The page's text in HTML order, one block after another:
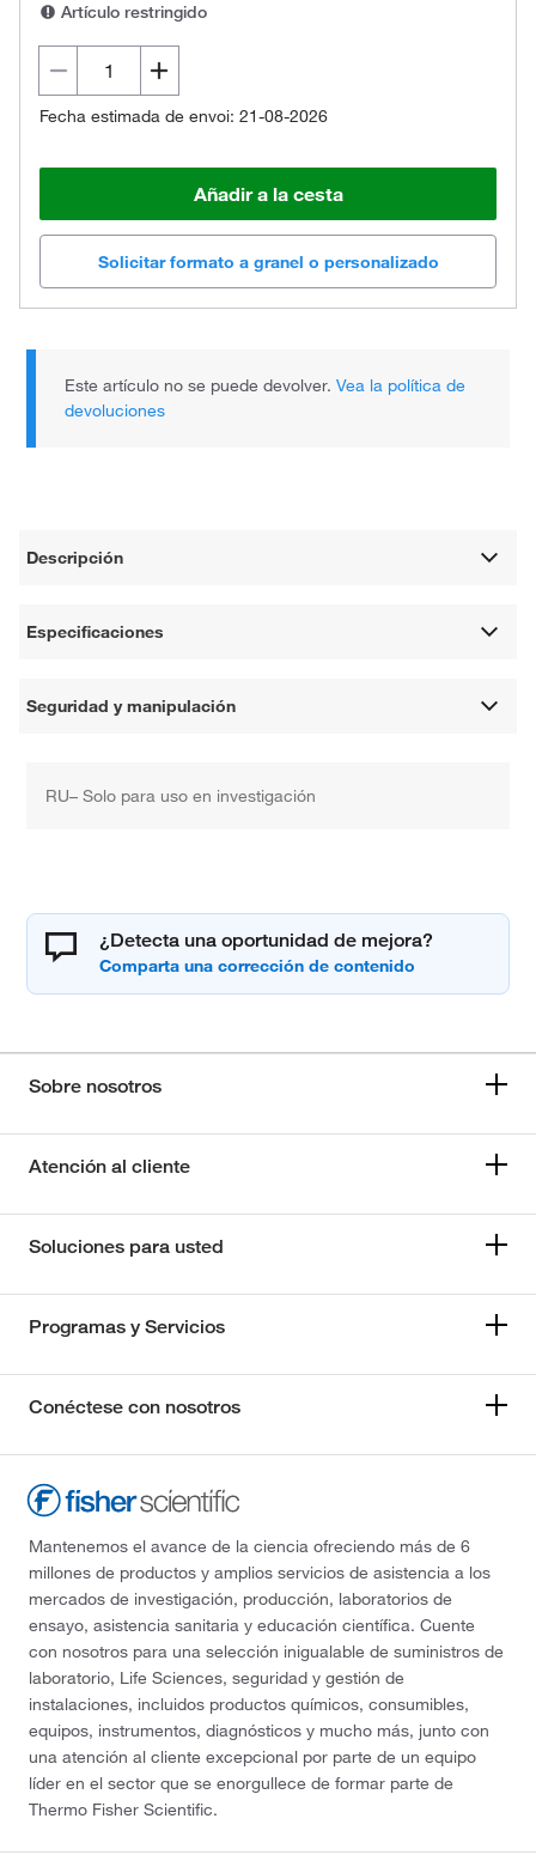
Artículo restringido
Fecha estimada de envoi: 21-08-2026
Añadir a la cesta
Solicitar formato a granel o personalizado
Este artículo no se puede devolver.Vea la política de
devoluciones
Descripción
Especificaciones
Seguridad y manipulación
RU– Solo para uso en investigación
¿Detecta una oportunidad de mejora?
Sobre nosotros
Atención al cliente
Soluciones para usted
Programas y Servicios
Conéctese con nosotros
Mantenemos el avance de la ciencia ofreciendo más de 6
millones de productos y amplios servicios de asistencia a los
mercados de investigación, producción, laboratorios de
ensayo, asistencia sanitaria y educación científica. Cuente
con nosotros para una selección inigualable de suministros de
laboratorio, Life Sciences, seguridad y gestión de
instalaciones, incluidos productos químicos, consumibles,
equipos, instrumentos, diagnósticos y mucho más, junto con
una atención al cliente excepcional por parte de un equipo
líder en el sector que se enorgullece de formar parte de
Thermo Fisher Scientific.